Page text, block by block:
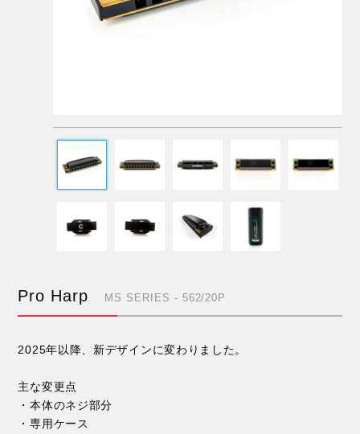
Pro Harp MS SERIES - 562/20P
2025年以降、新デザインに変わりました。
主な変更点
・本体のネジ部分
・専用ケース